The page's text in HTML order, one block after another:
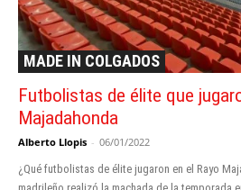
MADE IN COLGADOS
Futbolistas de élite que
Majadahonda
Alberto Llopis - 06/01/2022
¿Qué futbolistas de élite jugaron en el Rayo